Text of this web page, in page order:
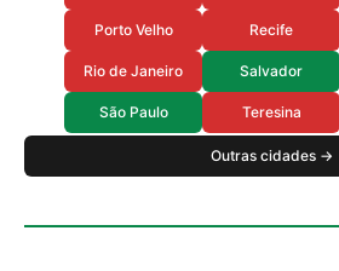
Porto Velho Recife
Rio de Janeiro Salvador
São Paulo Teresina
Outras cidades →